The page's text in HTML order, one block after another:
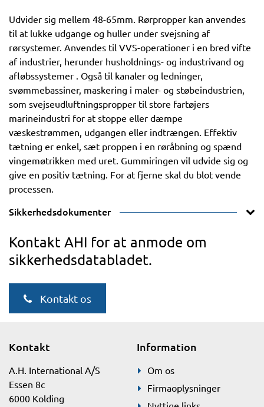
Udvider sig mellem 48-65mm. Rørpropper kan anvendes
til at lukke udgange og huller under svejsning af
rørsystemer. Anvendes til VVS-operationer i en bred vifte
af industrier, herunder husholdnings- og industrivand og
afløbssystemer . Også til kanaler og ledninger,
svømmebassiner, maskering i maler- og støbeindustrien,
som svejseudluftningspropper til store fartøjers
marineindustri for at stoppe eller dæmpe
væskestrømmen, udgangen eller indtrængen. Effektiv
tætning er enkel, sæt proppen i en røråbning og spænd
vingemøtrikken med uret. Gummiringen vil udvide sig og
give en positiv tætning. For at fjerne skal du blot vende
processen.
Sikkerhedsdokumenter
Kontakt AHI for at anmode om
sikkerhedsdatabladet.
Kontakt os
Kontakt
A.H. International A/S
Essen 8c
6000 Kolding
Information
Om os
Firmaoplysninger